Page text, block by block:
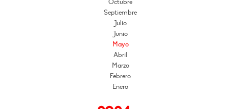
Octubre
Septiembre
Julio
Junio
Mayo
Abril
Marzo
Febrero
Enero